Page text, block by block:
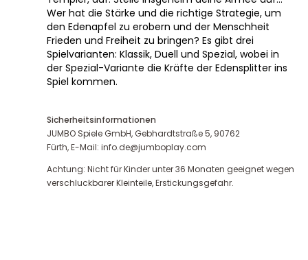
Wer hat die Stärke und die richtige Strategie, um
den Edenapfel zu erobern und der Menschheit
Frieden und Freiheit zu bringen? Es gibt drei
Spielvarianten: Klassik, Duell und Spezial, wobei in
der Spezial-Variante die Kräfte der Edensplitter ins
Spiel kommen.
Sicherheitsinformationen
JUMBO Spiele GmbH, Gebhardtstraße 5, 90762
Fürth, E-Mail: info.de@jumboplay.com
Achtung: Nicht für Kinder unter 36 Monaten geeignet wegen
verschluckbarer Kleinteile, Erstickungsgefahr.